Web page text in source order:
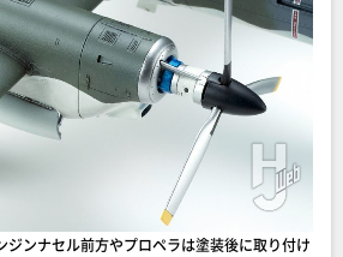
ンナセル前方やプロペラは塗装後に取り付け